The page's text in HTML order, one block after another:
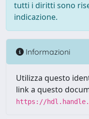
tutti i diritti sono
indicazione.
Informazioni
Utilizza questo
link a questo
https://